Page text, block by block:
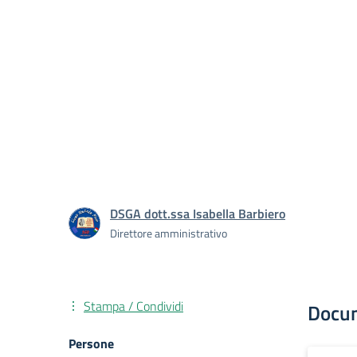
DSGA dott.ssa Isabella Barbiero
Direttore amministrativo
Stampa / Condividi
Persone